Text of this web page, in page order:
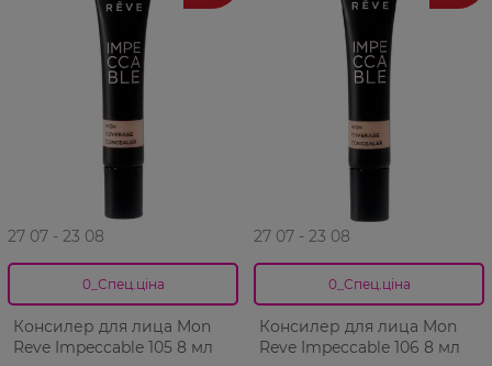
27 07 - 23 08
0_Спец.ціна
Консилер для лица Mon
Reve Impeccable 105 8 мл
27 07 - 23 08
0_Спец.ціна
Консилер для лица Mon
Reve Impeccable 106 8 мл